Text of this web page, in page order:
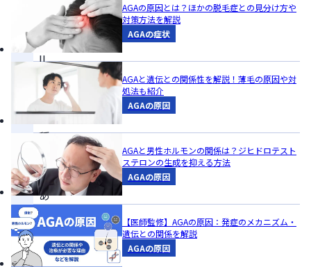
型
と
II
型
の
2
種
類
が
あ
り、
作
用
AGAの原因とは？ほかの脱毛症との見分け方や
対策方法を解説
AGAの症状
AGAと遺伝との関係性を解説！薄毛の原因や対
処法も紹介
AGAの原因
AGAと男性ホルモンの関係は？ジヒドロテスト
ステロンの生成を抑える方法
AGAの原因
【医師監修】AGAの原因：発症のメカニズム・
遺伝との関係を解説
AGAの原因